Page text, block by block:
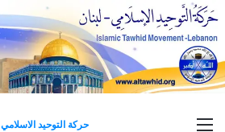
حركة التوحيد الاسلامي القائمة